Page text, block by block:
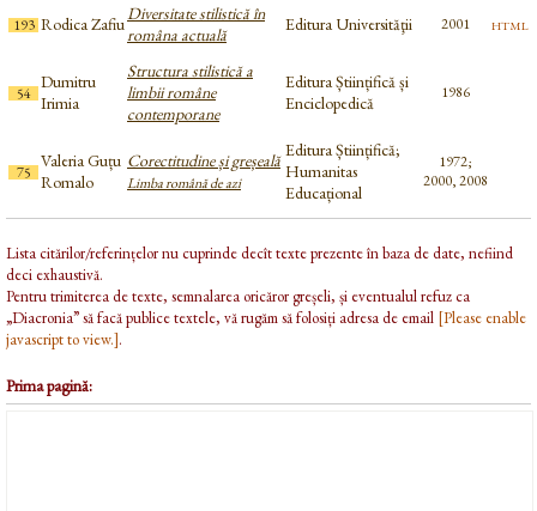
193 Rodica ZafiuDiversitate stilistică în
româna actuală
Editura Universităţii 2001 html
54
Dumitru
Irimia
Structura stilistică a
limbii române
contemporane
Editura Științifică și
Enciclopedică
1986
75
Valeria Guțu
Romalo
Corectitudine și greșeală
Limba română de azi
Editura Științifică;
Humanitas
Educațional
1972;
2000, 2008
Lista citărilor/referințelor nu cuprinde decît texte prezente în baza de date, nefiind
deci exhaustivă.
Pentru trimiterea de texte, semnalarea oricăror greșeli, și eventualul refuz ca
„Diacronia” să facă publice textele, vă rugăm să folosiți adresa de email [Please enable
javascript to view.].
Prima pagină: